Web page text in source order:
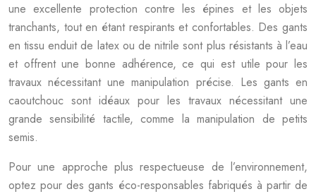
une excellente protection contre les épines et les objets
tranchants, tout en étant respirants et confortables. Des gants
en tissu enduit de latex ou de nitrile sont plus résistants à l’eau
et offrent une bonne adhérence, ce qui est utile pour les
travaux nécessitant une manipulation précise. Les gants en
caoutchouc sont idéaux pour les travaux nécessitant une
grande sensibilité tactile, comme la manipulation de petits
semis.
Pour une approche plus respectueuse de l’environnement,
optez pour des gants éco-responsables fabriqués à partir de